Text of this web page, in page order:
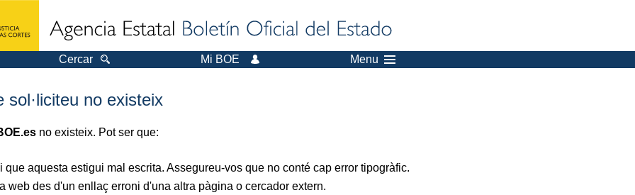
Cercar Mi BOE Menu
no existeix
no existeix. Pot ser que:
aquesta estigui mal escrita. Assegureu-vos que no conté cap error tipogràfic.
web des d'un enllaç erroni d'una altra pàgina o cercador extern.